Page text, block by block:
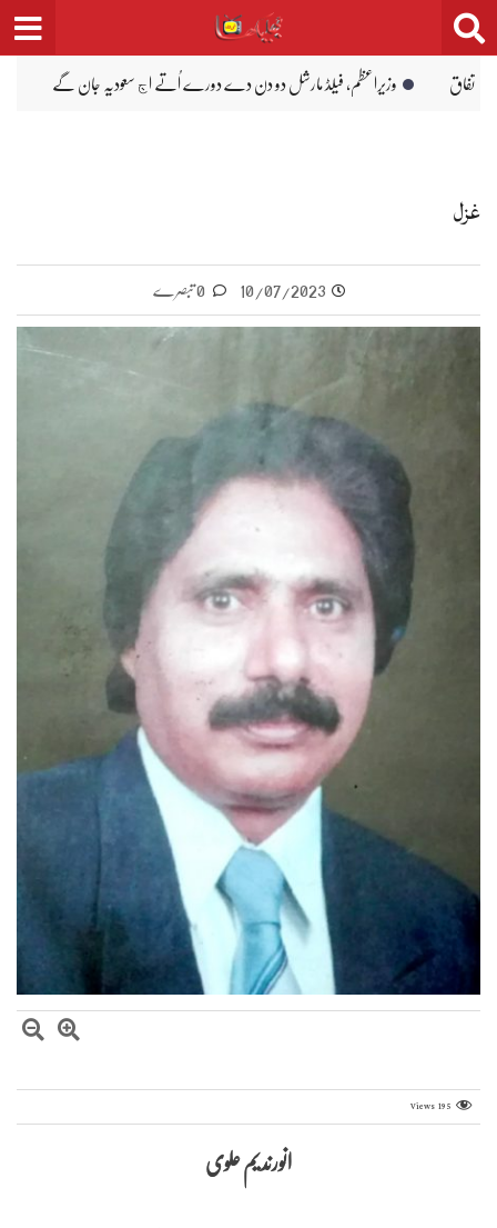
دے دورے اُتے اڄ سعودیہ جان گے میٹرک دے امتحان وچ پوزیشن لین والیاں دا
غزل
10/07/2023 0 تبصرے
Views 195
انورندیم علوی